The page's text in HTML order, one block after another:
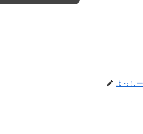
よっしー